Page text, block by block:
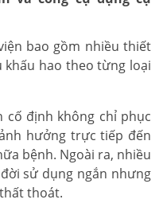
bao gồm nhiều thiết
khấu hao theo từng loại
cố định không chỉ phục
hưởng trực tiếp đến
bệnh. Ngoài ra, nhiều
sử dụng ngắn nhưng
thoát.